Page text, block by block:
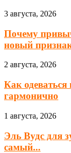
3 августа, 2026
Почему
новый
2 августа, 2026
Как
гармонично
1 августа, 2026
Эль Вудс для
самый...